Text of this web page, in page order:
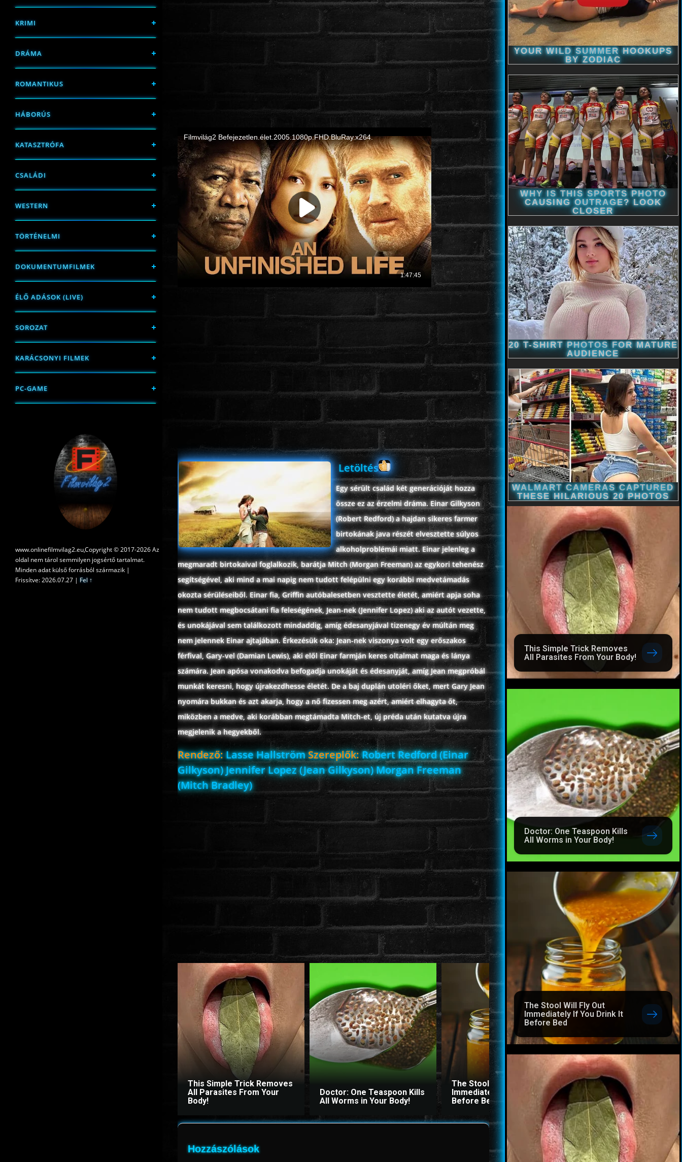
KRIMI
DRÁMA
ROMANTIKUS
HÁBORÚS
KATASZTRÓFA
CSALÁDI
WESTERN
TÖRTÉNELMI
DOKUMENTUMFILMEK
ÉLŐ ADÁSOK (LIVE)
SOROZAT
KARÁCSONYI FILMEK
PC-GAME
www.onlinefilmvilag2.eu,Copyright © 2017-2026 Az
oldal nem tárol semmilyen jogsértő tartalmat.
Minden adat külső forrásból származik |
Frissítve: 2026.07.27 | Fel ↑
Letöltés
Egy sérült család két generációját hozza
össze ez az érzelmi dráma. Einar Gilkyson
(Robert Redford) a hajdan sikeres farmer
birtokának java részét elvesztette súlyos
alkoholproblémái miatt. Einar jelenleg a
megmaradt birtokaival foglalkozik, barátja Mitch (Morgan Freeman) az egykori tehenész
segítségével, aki mind a mai napig nem tudott felépülni egy korábbi medvetámadás
okozta sérüléseiből. Einar fia, Griffin autóbalesetben vesztette életét, amiért apja soha
nem tudott megbocsátani fia feleségének, Jean-nek (Jennifer Lopez) aki az autót vezette,
és unokájával sem találkozott mindaddig, amíg édesanyjával tizenegy év múltán meg
nem jelennek Einar ajtajában. Érkezésük oka: Jean-nek viszonya volt egy erőszakos
férfival, Gary-vel (Damian Lewis), aki elől Einar farmján keres oltalmat maga és lánya
számára. Jean apósa vonakodva befogadja unokáját és édesanyját, amíg Jean megpróbál
munkát keresni, hogy újrakezdhesse életét. De a baj duplán utoléri őket, mert Gary Jean
nyomára bukkan és azt akarja, hogy a nő fizessen meg azért, amiért elhagyta őt,
miközben a medve, aki korábban megtámadta Mitch-et, új préda után kutatva újra
megjelenik a hegyekből.
Rendező:Lasse HallströmSzereplők:Robert Redford (Einar
Gilkyson) Jennifer Lopez (Jean Gilkyson) Morgan Freeman
(Mitch Bradley)
This Simple Trick Removes
All Parasites From Your
Body!
Doctor: One Teaspoon Kills
All Worms in Your Body!
The Stool Will Fly Out
Immediately If You Drink It
Before Bed
This Simple Trick
All Parasites From Your
Body!
Hozzászólások
This Simple Trick Removes
All Parasites From Your Body!
Doctor: One Teaspoon Kills
All Worms in Your Body!
The Stool Will Fly Out
Immediately If You Drink It
Before Bed